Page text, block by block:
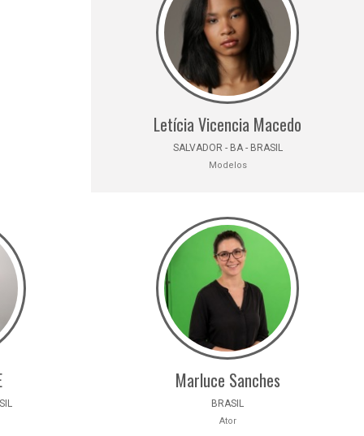
Letícia Vicencia Macedo
SALVADOR - BA - BRASIL
Modelos
Marluce Sanches
BRASIL
Ator